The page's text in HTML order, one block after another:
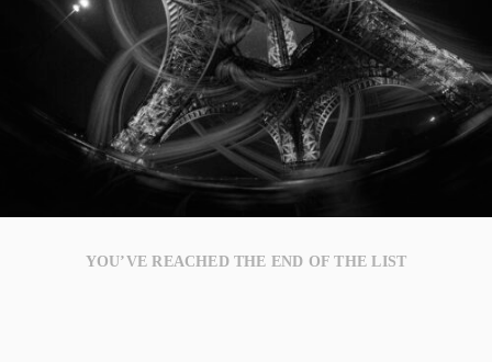
YOU’VE REACHED THE END OF THE LIST